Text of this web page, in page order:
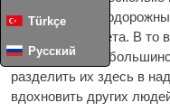
Türkçe
Русский
модели
для нового макета. В
итоге создание
разделить их здесь в
вдохновить других